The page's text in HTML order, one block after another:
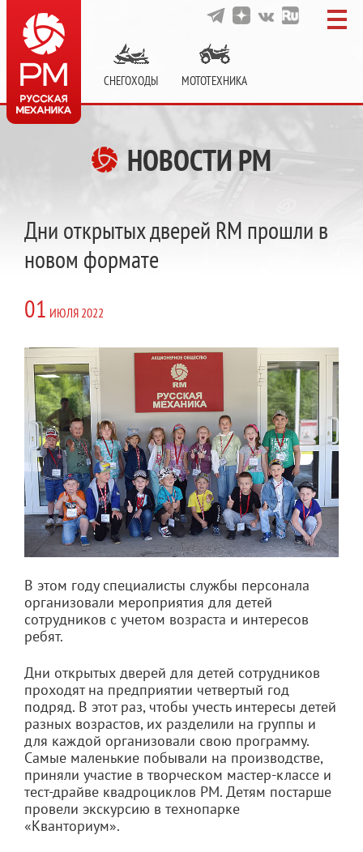
СНЕГОХОДЫ МОТОТЕХНИКА
НОВОСТИ РМ
Дни открытых дверей RM прошли в
новом формате
01 ИЮЛЯ 2022
В этом году специалисты службы персонала
организовали мероприятия для детей
сотрудников с учетом возраста и интересов
ребят.
Дни открытых дверей для детей сотрудников
проходят на предприятии четвертый год
подряд. В этот раз, чтобы учесть интересы детей
разных возрастов, их разделили на группы и
для каждой организовали свою программу.
Самые маленькие побывали на производстве,
приняли участие в творческом мастер-классе и
тест-драйве квадроциклов РМ. Детям постарше
провели экскурсию в технопарке
«Кванториум».